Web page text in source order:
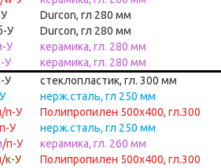
Durcon, гл 280 мм
У
Durcon, гл 280 мм
У
керамика, гл. 280 мм
У
керамика, гл. 280 мм
У
стеклопластик, гл. 300 мм
нерж.сталь, гл 250 мм
п-У
Полипропилен 500х400, гл.300
У нерж.сталь, гл 250 мм
/п-У керамика, гл. 260 мм
/к-У Полипропилен 500х400, гл.300